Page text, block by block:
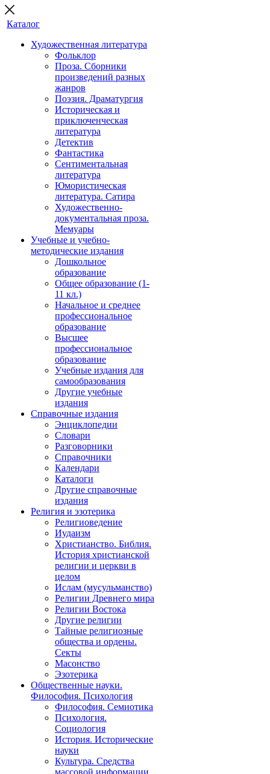
Каталог
Художественная литература
Фольклор
Проза. Сборники
произведений разных
жанров
Поэзия. Драматургия
Историческая и
приключенческая
литература
Детектив
Фантастика
Сентиментальная
литература
Юмористическая
литература. Сатира
Художественно-
документальная проза.
Мемуары
Учебные и учебно-
методические издания
Дошкольное
образование
Общее образование (1-
11 кл.)
Начальное и среднее
профессиональное
образование
Высшее
профессиональное
образование
Учебные издания для
самообразования
Другие учебные
издания
Справочные издания
Энциклопедии
Словари
Разговорники
Справочники
Календари
Каталоги
Другие справочные
издания
Религия и эзотерика
Религиоведение
Иудаизм
Христианство. Библия.
История христианской
религии и церкви в
целом
Ислам (мусульманство)
Религии Древнего мира
Религии Востока
Другие религии
Тайные религиозные
общества и ордены.
Секты
Масонство
Эзотерика
Общественные науки.
Философия. Психология
Философия. Семиотика
Психология.
Социология
История. Исторические
науки
Культура. Средства
массовой информации